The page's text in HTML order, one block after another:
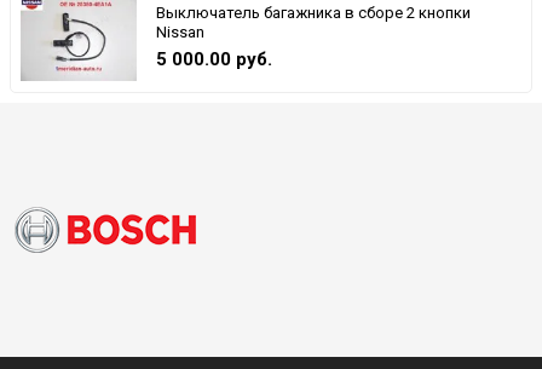
Выключатель багажника в сборе 2 кнопки
Nissan
5 000.00 руб.